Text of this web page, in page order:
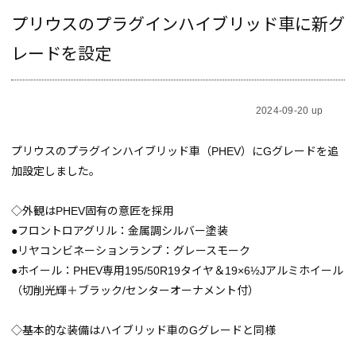
プリウスのプラグインハイブリッド車に新グ
レードを設定
2024-09-20 up
プリウスのプラグインハイブリッド車（PHEV）にGグレードを追
加設定しました。
◇外観はPHEV固有の意匠を採用
●フロントロアグリル：金属調シルバー塗装
●リヤコンビネーションランプ：グレースモーク
●ホイール：PHEV専用195/50R19タイヤ＆19×6½Jアルミホイール
（切削光輝＋ブラック/センターオーナメント付）
◇基本的な装備はハイブリッド車のGグレードと同様